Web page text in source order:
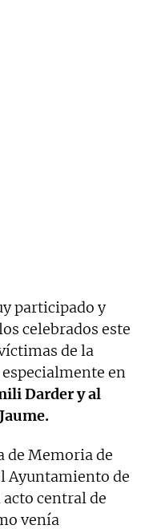
participado y
celebrados este
de la
en
Darder y al
de Memoria de
Ayuntamiento de
central de
venía